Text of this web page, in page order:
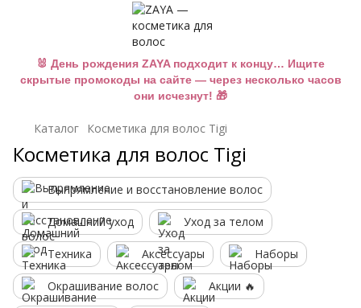
🐰 День рождения ZAYA подходит к концу… Ищите
скрытые промокоды на сайте — через несколько часов
они исчезнут! 🎁
Каталог Косметика для волос Tigi
Косметика для волос Tigi
Выпрямление и восстановление волос
Домашний уход Уход за телом
Техника Аксессуары Наборы
Окрашивание волос Акции 🔥